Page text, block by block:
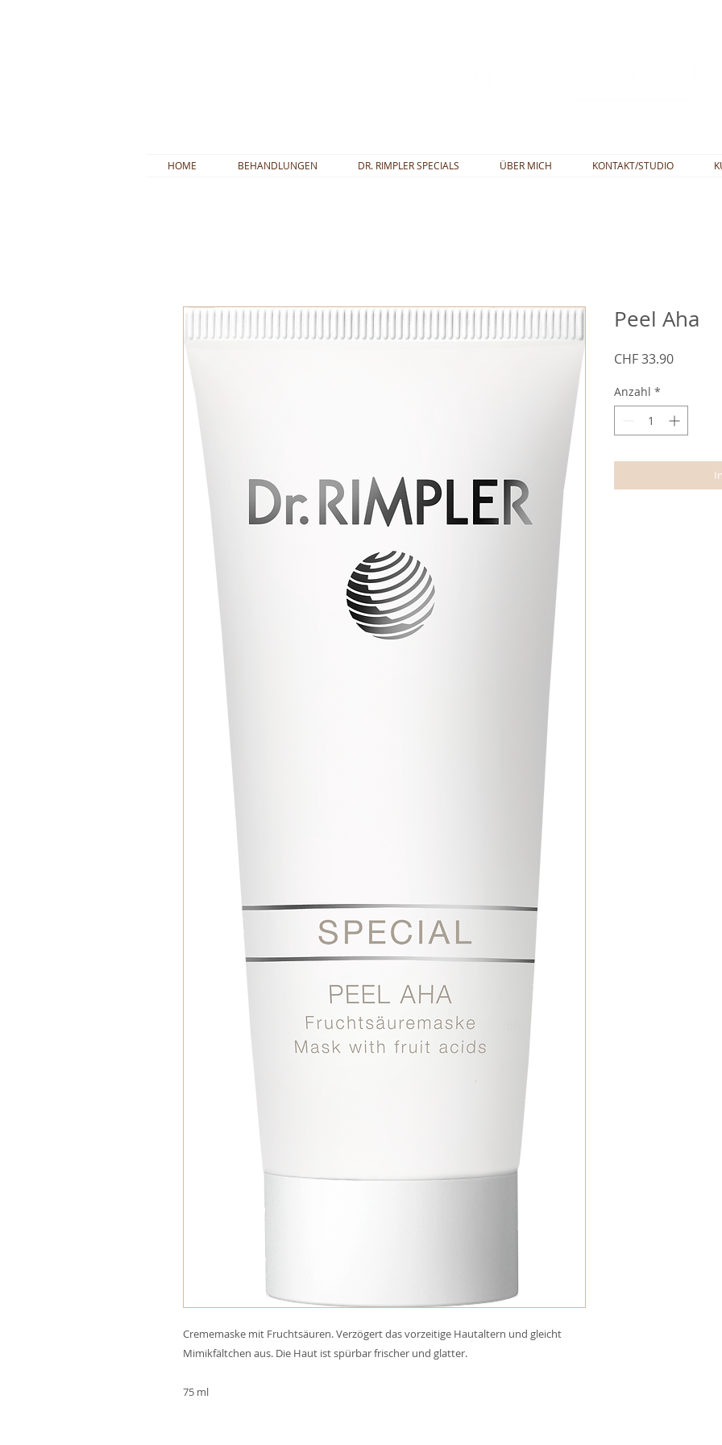
HOME BEHANDLUNGEN DR. RIMPLER SPECIALS ÜBER MICH KONTAKT/STUDIO
Crememaske mit Fruchtsäuren. Verzögert das vorzeitige Hautaltern und gleicht
Mimikfältchen aus. Die Haut ist spürbar frischer und glatter.
75 ml
Peel Aha
CHF 33.90Preis
Anzahl *